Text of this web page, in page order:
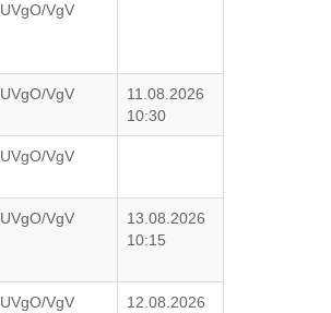
UVgO/VgV
UVgO/VgV
11.08.2026
10:30
UVgO/VgV
UVgO/VgV
13.08.2026
10:15
UVgO/VgV
12.08.2026